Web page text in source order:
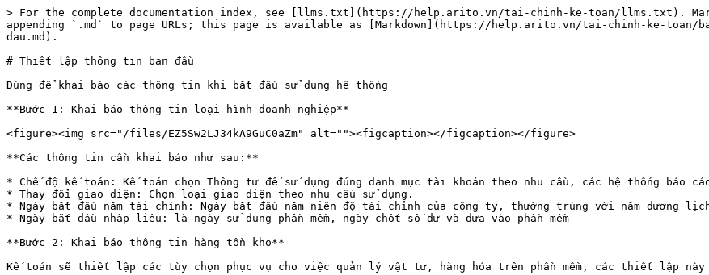
> For the complete documentation index, see [llms.txt](https://help.arito.vn/tai-chinh-ke-toan/llms.txt).
appending `.md` to page URLs; this page is available as [Markdown](https://help.arito.vn/tai-chinh-ke-
dau.md).
# Thiết lập thông tin ban đầu
Dùng để khai báo các thông tin khi bắt đầu sử dụng hệ thống
**Bước 1: Khai báo thông tin loại hình doanh nghiệp**
<figure><img src="/files/EZ5Sw2LJ34kA9GuC0aZm" alt=""><figcaption></figcaption></figure>
**Các thông tin cần khai báo như sau:**
* Chế độ kế toán: Kế toán chọn Thông tư để sử dụng đúng danh mục tài khoản theo nhu cầu, các hệ thống báo
* Thay đổi giao diện: Chọn loại giao diện theo nhu cầu sử dụng.
* Ngày bắt đầu năm tài chính: Ngày bắt đầu năm niên độ tài chỉnh của công ty, thường trùng với năm dương
* Ngày bắt đầu nhập liệu: là ngày sử dụng phần mềm, ngày chốt số dư và đưa vào phần mềm
**Bước 2: Khai báo thông tin hàng tồn kho**
Kế toán sẽ thiết lập các tùy chọn phục vụ cho việc quản lý vật tư, hàng hóa trên phần mềm, các thiết lập này